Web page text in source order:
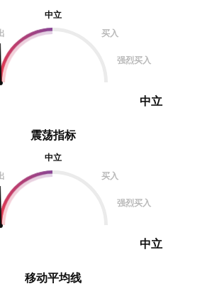
震荡指标
中立
买入
强烈买入
中立
中立
买入
强烈买入
中立
移动平均线